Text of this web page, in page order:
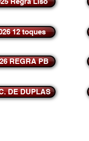
12 toques
REGRA PB
DE DUPLAS